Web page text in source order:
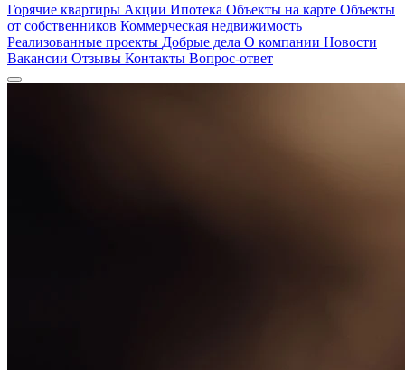
Горячие квартиры Акции Ипотека Объекты на карте Объекты
от собственников Коммерческая недвижимость
Реализованные проекты Добрые дела О компании Новости
Вакансии Отзывы Контакты Вопрос-ответ